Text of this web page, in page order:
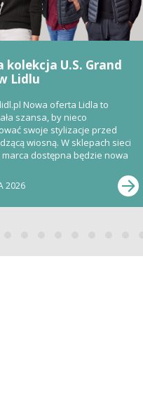
kolekcja U.S. Grand
Lidlu
Nowa oferta Lidla to
szansa, by nieco
swoje stylizacje przed
wiosną. W sklepach sieci
marca dostępna będzie nowa
2026